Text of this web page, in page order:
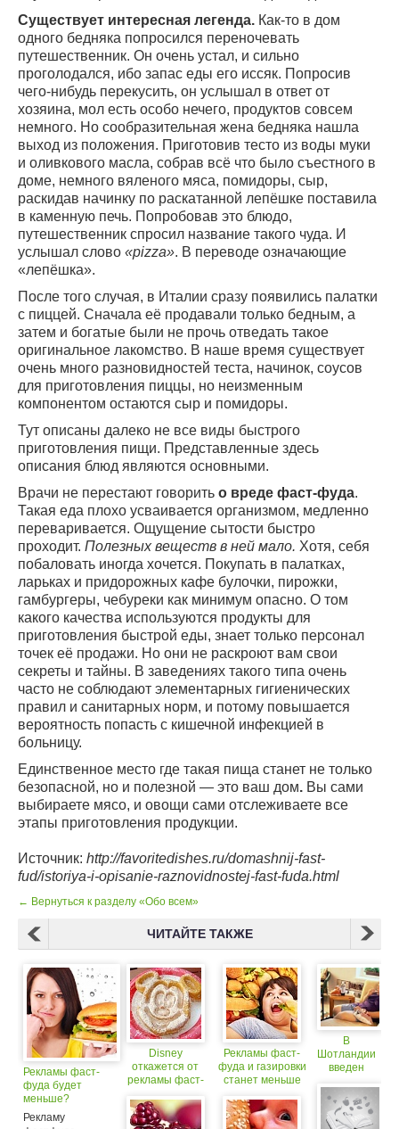
Существует интересная легенда. Как-то в дом
одного бедняка попросился переночевать
путешественник. Он очень устал, и сильно
проголодался, ибо запас еды его иссяк. Попросив
чего-нибудь перекусить, он услышал в ответ от
хозяина, мол есть особо нечего, продуктов совсем
немного. Но сообразительная жена бедняка нашла
выход из положения. Приготовив тесто из воды муки
и оливкового масла, собрав всё что было съестного в
доме, немного вяленого мяса, помидоры, сыр,
раскидав начинку по раскатанной лепёшке поставила
в каменную печь. Попробовав это блюдо,
путешественник спросил название такого чуда. И
услышал слово «pizza». В переводе означающие
«лепёшка».
После того случая, в Италии сразу появились палатки
с пиццей. Сначала её продавали только бедным, а
затем и богатые были не прочь отведать такое
оригинальное лакомство. В наше время существует
очень много разновидностей теста, начинок, соусов
для приготовления пиццы, но неизменным
компонентом остаются сыр и помидоры.
Тут описаны далеко не все виды быстрого
приготовления пищи. Представленные здесь
описания блюд являются основными.
Врачи не перестают говорить о вреде фаст-фуда.
Такая еда плохо усваивается организмом, медленно
переваривается. Ощущение сытости быстро
проходит. Полезных веществ в ней мало. Хотя, себя
побаловать иногда хочется. Покупать в палатках,
ларьках и придорожных кафе булочки, пирожки,
гамбургеры, чебуреки как минимум опасно. О том
какого качества используются продукты для
приготовления быстрой еды, знает только персонал
точек её продажи. Но они не раскроют вам свои
секреты и тайны. В заведениях такого типа очень
часто не соблюдают элементарных гигиенических
правил и санитарных норм, и потому повышается
вероятность попасть с кишечной инфекцией в
больницу.
Единственное место где такая пища станет не только
безопасной, но и полезной — это ваш дом. Вы сами
выбираете мясо, и овощи сами отслеживаете все
этапы приготовления продукции.
Источник: http://favoritedishes.ru/domashnij-fast-
fud/istoriya-i-opisanie-raznovidnostej-fast-fuda.html
← Вернуться к разделу «Обо всем»
ЧИТАЙТЕ ТАКЖЕ
Рекламы фаст-
фуда будет
меньше?
Рекламу
Disney
откажется от
рекламы фаст-
Рекламы фаст-
фуда и газировки
станет меньше
В
Шотландии
введен
рекламу
фаст-фуда